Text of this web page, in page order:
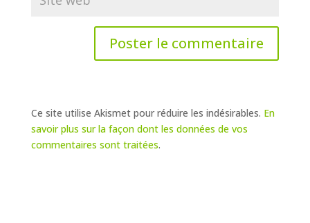
Ce site utilise Akismet pour réduire les indésirables. En
savoir plus sur la façon dont les données de vos
commentaires sont traitées.